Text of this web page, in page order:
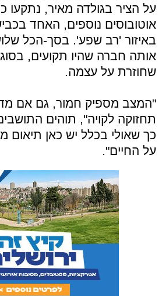
על הציר בגולדה מאיר, נתקעו
אוטובוסים נוספים, האחד
באיזור 'רב שפע'. בסך-הכל
אותה חברה שהיו תקועים,
שחוזרת על עצמה.
"המצב מספיק חמור, גם אם
תחזוקה לקויה", תוהים
כך שאולי בכלל יש כאן תיאום
על החיים".